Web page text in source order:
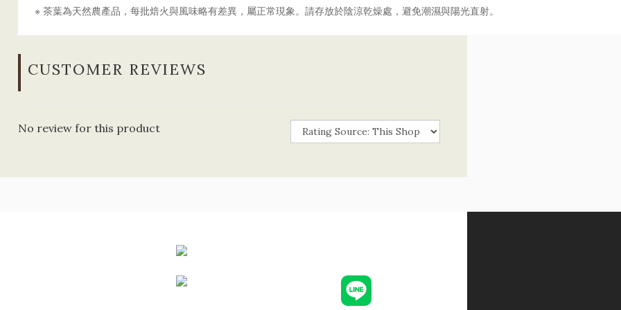
※ 茶葉為天然農產品，每批焙火與風味略有差異，屬正常現象。請存放於陰涼乾燥處，避免潮濕與陽光直射。
CUSTOMER REVIEWS
No review for this product